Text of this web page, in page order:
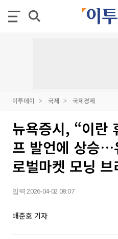
이투데이 국제 국제경제
뉴욕증시, “이란
프 발언에 상승…
로벌마켓 모닝 브
입력 2026-04-02 08:07
배준호 기자